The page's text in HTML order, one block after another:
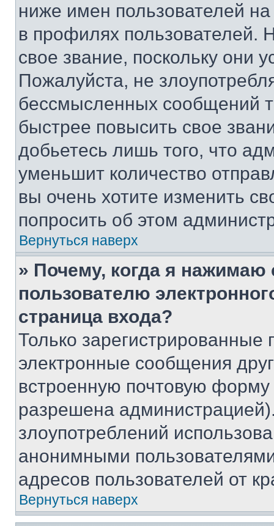
ниже имен пользователей
в профилях
свое звание, поскольку они
Пожалуйста, не
бессмысленных сообщений
быстрее повысить свое
добьетесь лишь того, что
уменьшит количество
вы очень хотите изменить
попросить об этом
Вернуться наверх
» Почему, когда я нажимаю
пользователю
страница входа?
Только зарегистрированные
электронные сообщения
встроенную почтовую
разрешена
злоупотреблений
анонимными
адресов пользователей от
Вернуться наверх